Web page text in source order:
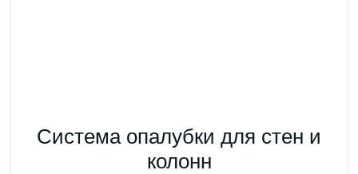
Система опалубки для стен и
колонн